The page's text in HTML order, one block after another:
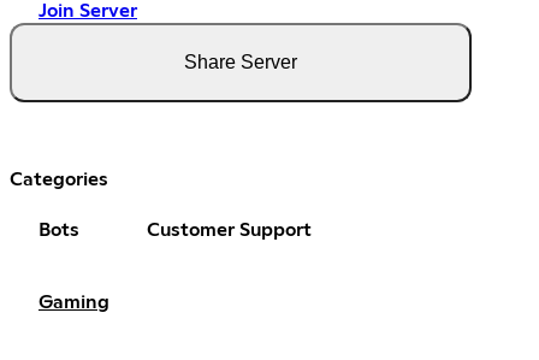
Join Server
Share Server
Categories
Bots Customer Support
Gaming